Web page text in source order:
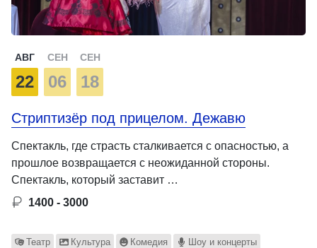
АВГ
22
СЕН
06
СЕН
18
Стриптизёр под прицелом. Дежавю
Спектакль, где страсть сталкивается с опасностью, а
прошлое возвращается с неожиданной стороны.
Спектакль, который заставит …
1400 - 3000
Театр Культура Комедия Шоу и концерты